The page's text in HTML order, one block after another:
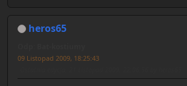
heros65
09 Listopad 2009, 18:25:43